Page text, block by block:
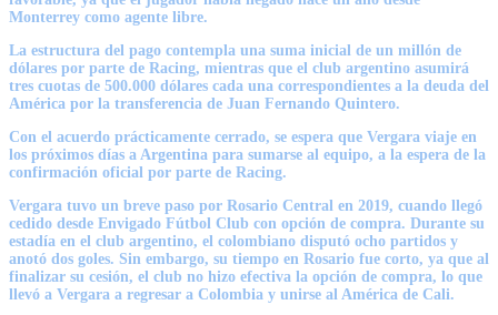
Monterrey como agente libre.
La estructura del pago contempla una suma inicial de un millón de
dólares por parte de Racing, mientras que el club argentino asumirá
tres cuotas de 500.000 dólares cada una correspondientes a la deuda del
América por la transferencia de Juan Fernando Quintero.
Con el acuerdo prácticamente cerrado, se espera que Vergara viaje en
los próximos días a Argentina para sumarse al equipo, a la espera de la
confirmación oficial por parte de Racing.
Vergara tuvo un breve paso por Rosario Central en 2019, cuando llegó
cedido desde Envigado Fútbol Club con opción de compra. Durante su
estadía en el club argentino, el colombiano disputó ocho partidos y
anotó dos goles. Sin embargo, su tiempo en Rosario fue corto, ya que al
finalizar su cesión, el club no hizo efectiva la opción de compra, lo que
llevó a Vergara a regresar a Colombia y unirse al América de Cali.